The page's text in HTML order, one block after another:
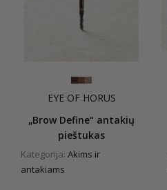
EYE OF HORUS
„Brow Define“ antakių
pieštukas
Kategorija: Akims ir
antakiams